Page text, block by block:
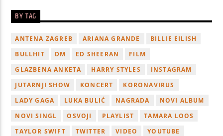
BY TAG
ANTENA ZAGREB ARIANA GRANDE
BILLIE EILISH
BULLHIT
DM ED SHEERAN
FILM
GLAZBENA ANKETA
HARRY STYLES
INSTAGRAM
JUTARNJI SHOW
KONCERT
KORONAVIRUS
LADY GAGA
LUKA BULIĆ NAGRADA
NOVI ALBUM
NOVI SINGL
OSVOJI PLAYLIST
TAMARA LOOS
TAYLOR SWIFT
TWITTER VIDEO
YOUTUBE